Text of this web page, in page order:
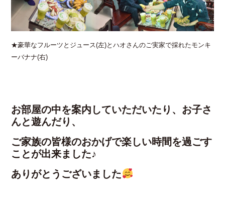
★豪華なフルーツとジュース(左)とハオさんのご実家で採れたモンキ
ーバナナ(右)
お部屋の中を案内していただいたり、お子さ
んと遊んだり、
ご家族の皆様のおかげで楽しい時間を過ごす
ことが出来ました♪
ありがとうございました